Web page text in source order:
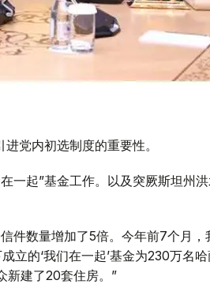
党内初选制度的重要性。
一起”基金工作。以及突厥斯坦州
件数量增加了5倍。今年前7个月
立的‘我们在一起’基金为230万名
新建了20套住房。”